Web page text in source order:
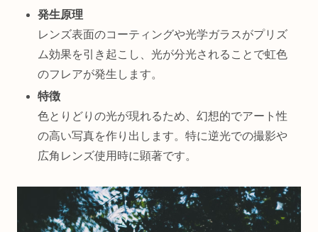
発生原理
レンズ表面のコーティングや光学ガラスがプリズ
ム効果を引き起こし、光が分光されることで虹色
のフレアが発生します。
特徴
色とりどりの光が現れるため、幻想的でアート性
の高い写真を作り出します。特に逆光での撮影や
広角レンズ使用時に顕著です。